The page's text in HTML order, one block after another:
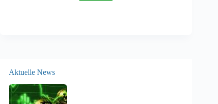
Aktuelle News